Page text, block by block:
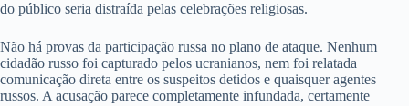
do público seria distraída pelas celebrações religiosas.
Não há provas da participação russa no plano de ataque. Nenhum
cidadão russo foi capturado pelos ucranianos, nem foi relatada
comunicação direta entre os suspeitos detidos e quaisquer agentes
russos. A acusação parece completamente infundada, certamente